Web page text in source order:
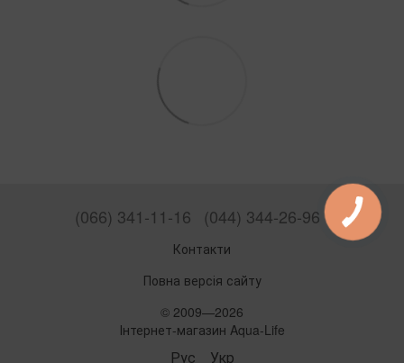
(066) 341-11-16 (044) 344-26-96
Контакти
Повна версія сайту
© 2009—2026
Інтернет-магазин Aqua-Life
Рус Укр